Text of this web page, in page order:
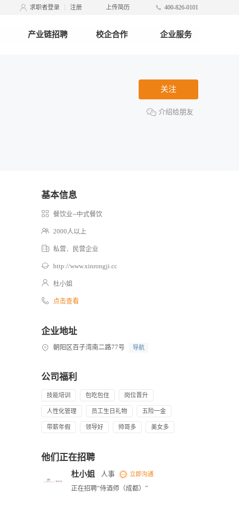
求职者登录 注册 上传简历 400-826-0101
产业链招聘 校企合作 企业服务
关注
介绍给朋友
基本信息
餐饮业--中式餐饮
2000人以上
私营．民营企业
http://www.xinrongji.cc
杜小姐
点击查看
企业地址
朝阳区百子湾南二路77号 导航
公司福利
技能培训 包吃包住 岗位晋升
人性化管理 员工生日礼物 五险一金
带薪年假 领导好 帅哥多 美女多
他们正在招聘
杜小姐 人事 立即沟通
正在招聘“侍酒师（成都）”